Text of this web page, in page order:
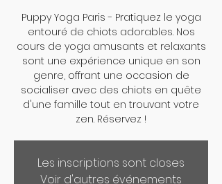
Puppy Yoga Paris - Pratiquez le yoga
entouré de chiots adorables. Nos
cours de yoga amusants et relaxants
sont une expérience unique en son
genre, offrant une occasion de
socialiser avec des chiots en quête
d'une famille tout en trouvant votre
zen. Réservez !
Les inscriptions sont closes
Voir d'autres événements